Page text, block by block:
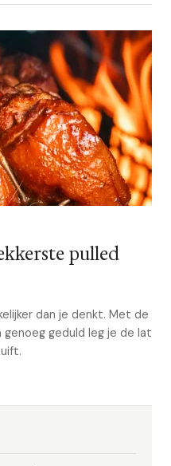
pulled
dan je denkt. Met de
geduld leg je de lat